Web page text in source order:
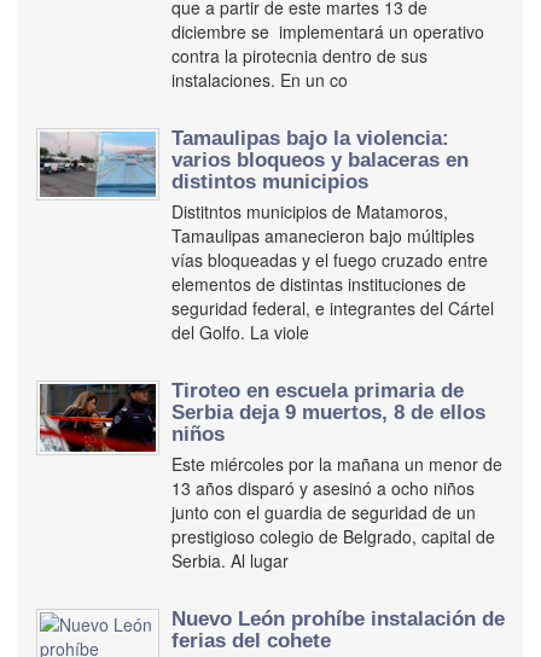
que a partir de este martes 13 de
diciembre se implementará un operativo
contra la pirotecnia dentro de sus
instalaciones. En un co
Tamaulipas bajo la violencia:
varios bloqueos y balaceras en
distintos municipios
Distitntos municipios de Matamoros,
Tamaulipas amanecieron bajo múltiples
vías bloqueadas y el fuego cruzado entre
elementos de distintas instituciones de
seguridad federal, e integrantes del Cártel
del Golfo. La viole
Tiroteo en escuela primaria de
Serbia deja 9 muertos, 8 de ellos
niños
Este miércoles por la mañana un menor de
13 años disparó y asesinó a ocho niños
junto con el guardia de seguridad de un
prestigioso colegio de Belgrado, capital de
Serbia. Al lugar
Nuevo León prohíbe instalación de
ferias del cohete